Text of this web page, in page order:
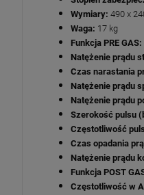
Wymiary: 490 x
Waga: 17 kg
Funkcja PRE GAS:
Natężenie prądu
Czas narastania
Natężenie prądu
Natężenie prądu
Szerokość pulsu
Częstotliwość
Czas opadania
Natężenie prądu
Funkcja POST
Częstotliwość w